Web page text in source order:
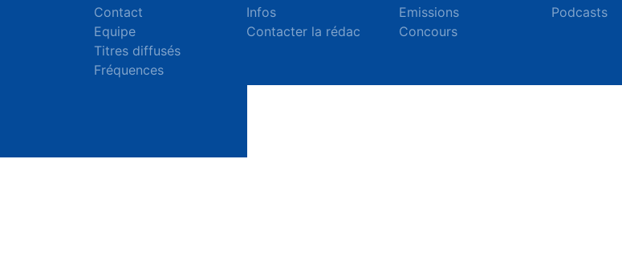
Contact
Equipe
Titres diffusés
Fréquences
Infos
Contacter la rédac
Emissions
Concours
Podcasts